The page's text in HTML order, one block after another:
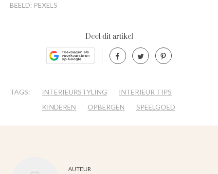
BEELD: PEXELS
Deel dit artikel
TAGS: INTERIEURSTYLING
INTERIEUR TIPS
KINDEREN
OPBERGEN SPEELGOED
AUTEUR